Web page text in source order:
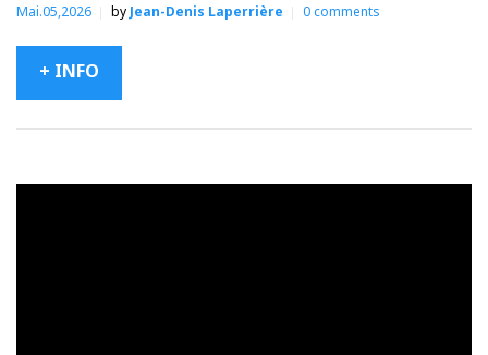
Mai.05,2026 by Jean-Denis Laperrière 0comments
+ INFO